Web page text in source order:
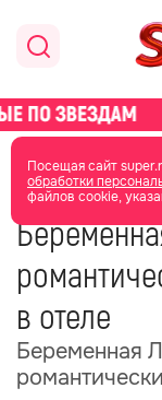
Посещая сайт
обработки
файлов cookie,
главная
19 июня 14:24
в отеле
Беременная